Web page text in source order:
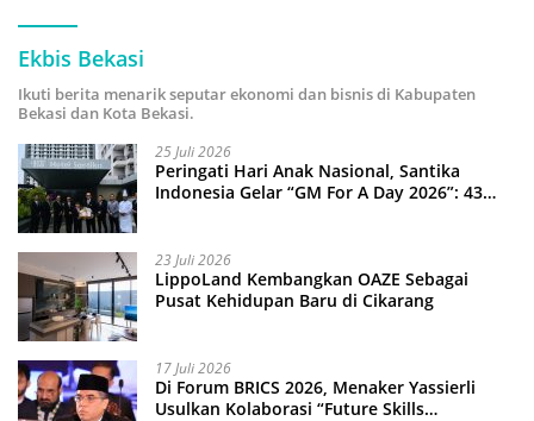
Ekbis Bekasi
Ikuti berita menarik seputar ekonomi dan bisnis di Kabupaten
Bekasi dan Kota Bekasi.
25 Juli 2026
Peringati Hari Anak Nasional, Santika
Indonesia Gelar “GM For A Day 2026”: 43
23 Juli 2026
LippoLand Kembangkan OAZE Sebagai
Pusat Kehidupan Baru di Cikarang
17 Juli 2026
Di Forum BRICS 2026, Menaker Yassierli
Usulkan Kolaborasi “Future Skills